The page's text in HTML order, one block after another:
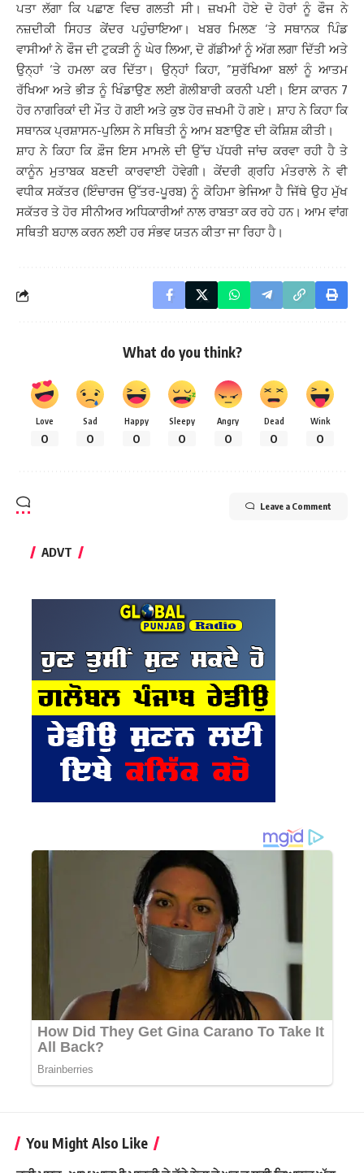
ਪਤਾ ਲੱਗਾ ਕਿ ਪਛਾਣ ਵਿਚ ਗਲਤੀ ਸੀ। ਜ਼ਖਮੀ ਹੋਏ ਦੋ ਹੋਰਾਂ ਨੂੰ ਫੌਜ ਨੇ
ਨਜ਼ਦੀਕੀ ਸਿਹਤ ਕੇਂਦਰ ਪਹੁੰਚਾਇਆ। ਖਬਰ ਮਿਲਣ ‘ਤੇ ਸਥਾਨਕ ਪਿੰਡ
ਵਾਸੀਆਂ ਨੇ ਫੌਜ ਦੀ ਟੁਕੜੀ ਨੂੰ ਘੇਰ ਲਿਆ, ਦੋ ਗੱਡੀਆਂ ਨੂੰ ਅੱਗ ਲਗਾ ਦਿੱਤੀ ਅਤੇ
ਉਨ੍ਹਾਂ ‘ਤੇ ਹਮਲਾ ਕਰ ਦਿੱਤਾ। ਉਨ੍ਹਾਂ ਕਿਹਾ, ”ਸੁਰੱਖਿਆ ਬਲਾਂ ਨੂੰ ਆਤਮ
ਰੱਖਿਆ ਅਤੇ ਭੀੜ ਨੂੰ ਖਿੰਡਾਉਣ ਲਈ ਗੋਲੀਬਾਰੀ ਕਰਨੀ ਪਈ। ਇਸ ਕਾਰਨ 7
ਹੋਰ ਨਾਗਰਿਕਾਂ ਦੀ ਮੌਤ ਹੋ ਗਈ ਅਤੇ ਕੁਝ ਹੋਰ ਜ਼ਖਮੀ ਹੋ ਗਏ। ਸ਼ਾਹ ਨੇ ਕਿਹਾ ਕਿ
ਸਥਾਨਕ ਪ੍ਰਸ਼ਾਸਨ-ਪੁਲਿਸ ਨੇ ਸਥਿਤੀ ਨੂੰ ਆਮ ਬਣਾਉਣ ਦੀ ਕੋਸ਼ਿਸ਼ ਕੀਤੀ।
ਸ਼ਾਹ ਨੇ ਕਿਹਾ ਕਿ ਫ਼ੌਜ ਇਸ ਮਾਮਲੇ ਦੀ ਉੱਚ ਪੱਧਰੀ ਜਾਂਚ ਕਰਵਾ ਰਹੀ ਹੈ ਤੇ
ਕਾਨੂੰਨ ਮੁਤਾਬਕ ਬਣਦੀ ਕਾਰਵਾਈ ਹੋਵੇਗੀ। ਕੇਂਦਰੀ ਗ੍ਰਹਿ ਮੰਤਰਾਲੇ ਨੇ ਵੀ
ਵਧੀਕ ਸਕੱਤਰ (ਇੰਚਾਰਜ ਉੱਤਰ-ਪੂਰਬ) ਨੂੰ ਕੋਹਿਮਾ ਭੇਜਿਆ ਹੈ ਜਿੱਥੇ ਉਹ ਮੁੱਖ
ਸਕੱਤਰ ਤੇ ਹੋਰ ਸੀਨੀਅਰ ਅਧਿਕਾਰੀਆਂ ਨਾਲ ਰਾਬਤਾ ਕਰ ਰਹੇ ਹਨ। ਆਮ ਵਾਂਗ
ਸਥਿਤੀ ਬਹਾਲ ਕਰਨ ਲਈ ਹਰ ਸੰਭਵ ਯਤਨ ਕੀਤਾ ਜਾ ਰਿਹਾ ਹੈ।
What do you think?
Love
0
Sad
0
Happy
0
Sleepy
0
Angry
0
Dead
0
Wink
0
Leave a Comment
ADVT
You Might Also Like